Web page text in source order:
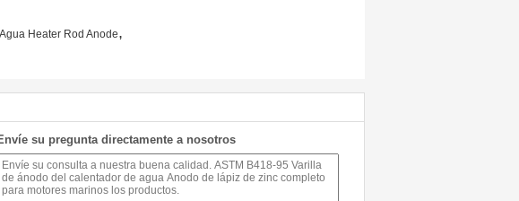
Agua Heater Rod Anode,
su pregunta directamente a nosotros